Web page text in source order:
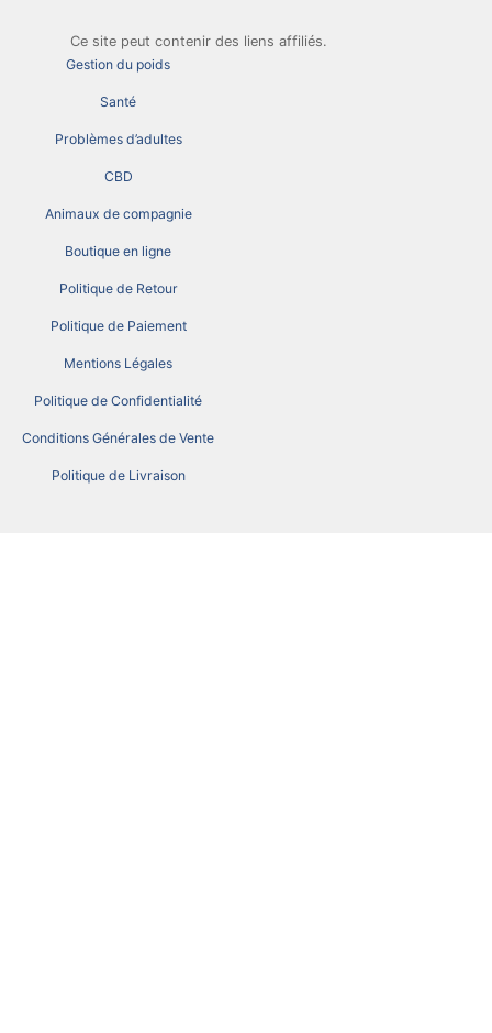
Ce site peut contenir des liens affiliés.
Gestion du poids
Santé
Problèmes d’adultes
CBD
Animaux de compagnie
Boutique en ligne
Politique de Retour
Politique de Paiement
Mentions Légales
Politique de Confidentialité
Conditions Générales de Vente
Politique de Livraison